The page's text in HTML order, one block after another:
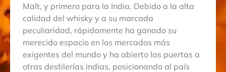
Malt, y primero para la India. Debido a la alta
calidad del whisky y a su marcada
peculiaridad, rápidamente ha ganado su
merecido espacio en los mercados más
exigentes del mundo y ha abierto las puertas a
otras destilerías indias, posicionando al país